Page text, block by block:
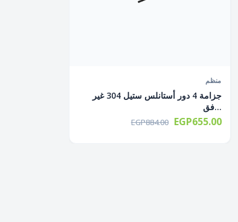
منظم
جزامة 4 دور أستانلس ستيل 304 غير
فق...
EGP884.00 EGP655.00